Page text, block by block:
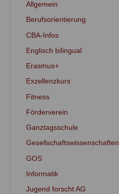
Allgemein
Berufsorientierung
CBA-Infos
Englisch bilingual
Erasmus+
Exzellenzkurs
Fitness
Förderverein
Ganztagsschule
Gesellschaftswissenschaften
GOS
Informatik
Jugend forscht AG